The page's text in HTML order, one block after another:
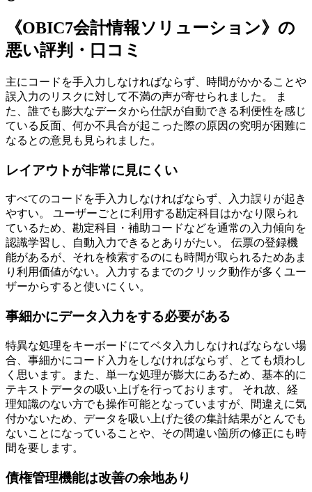
《OBIC7会計情報ソリューション》の
悪い評判・口コミ
主にコードを手入力しなければならず、時間がかかることや
誤入力のリスクに対して不満の声が寄せられました。 ま
た、誰でも膨大なデータから仕訳が自動できる利便性を感じ
ている反面、何か不具合が起こった際の原因の究明が困難に
なるとの意見も見られました。
レイアウトが非常に見にくい
すべてのコードを手入力しなければならず、入力誤りが起き
やすい。 ユーザーごとに利用する勘定科目はかなり限られ
ているため、勘定科目・補助コードなどを通常の入力傾向を
認識学習し、自動入力できるとありがたい。 伝票の登録機
能があるが、それを検索するのにも時間が取られるためあま
り利用価値がない。入力するまでのクリック動作が多くユー
ザーからすると使いにくい。
事細かにデータ入力をする必要がある
特異な処理をキーボードにてベタ入力しなければならない場
合、事細かにコード入力をしなければならず、とても煩わし
く思います。また、単一な処理が膨大にあるため、基本的に
テキストデータの吸い上げを行っております。 それ故、経
理知識のない方でも操作可能となっていますが、間違えに気
付かないため、データを吸い上げた後の集計結果がとんでも
ないことになっていることや、その間違い箇所の修正にも時
間を要します。
債権管理機能は改善の余地あり